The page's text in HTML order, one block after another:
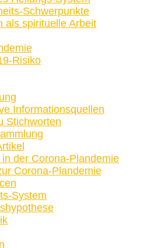
Schwerpunkte
als spirituelle Arbeit
Risiko
Informationsquellen
Stichworten
der Corona-Plandemie
Corona-Plandemie
System